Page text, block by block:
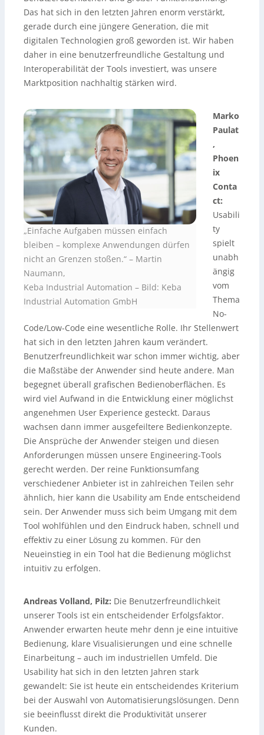
Das hat sich in den letzten Jahren enorm verstärkt,
gerade durch eine jüngere Generation, die mit
digitalen Technologien groß geworden ist. Wir haben
daher in eine benutzerfreundliche Gestaltung und
Interoperabilität der Tools investiert, was unsere
Marktposition nachhaltig stärken wird.
„Einfache Aufgaben müssen einfach
bleiben – komplexe Anwendungen dürfen
nicht an Grenzen stoßen.“ – Martin
Naumann,
Keba Industrial Automation – Bild: Keba
Industrial Automation GmbH
Marko
Paulat
,
Phoen
ix
Conta
ct:
Usabili
ty
spielt
unabh
ängig
vom
Thema
No-
Code/Low-Code eine wesentliche Rolle. Ihr Stellenwert
hat sich in den letzten Jahren kaum verändert.
Benutzerfreundlichkeit war schon immer wichtig, aber
die Maßstäbe der Anwender sind heute andere. Man
begegnet überall grafischen Bedienoberflächen. Es
wird viel Aufwand in die Entwicklung einer möglichst
angenehmen User Experience gesteckt. Daraus
wachsen dann immer ausgefeiltere Bedienkonzepte.
Die Ansprüche der Anwender steigen und diesen
Anforderungen müssen unsere Engineering-Tools
gerecht werden. Der reine Funktionsumfang
verschiedener Anbieter ist in zahlreichen Teilen sehr
ähnlich, hier kann die Usability am Ende entscheidend
sein. Der Anwender muss sich beim Umgang mit dem
Tool wohlfühlen und den Eindruck haben, schnell und
effektiv zu einer Lösung zu kommen. Für den
Neueinstieg in ein Tool hat die Bedienung möglichst
intuitiv zu erfolgen.
Andreas Volland, Pilz: Die Benutzerfreundlichkeit
unserer Tools ist ein entscheidender Erfolgsfaktor.
Anwender erwarten heute mehr denn je eine intuitive
Bedienung, klare Visualisierungen und eine schnelle
Einarbeitung – auch im industriellen Umfeld. Die
Usability hat sich in den letzten Jahren stark
gewandelt: Sie ist heute ein entscheidendes Kriterium
bei der Auswahl von Automatisierungslösungen. Denn
sie beeinflusst direkt die Produktivität unserer
Kunden.